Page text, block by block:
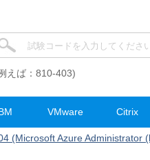
えば：810-403)
VMware Citrix
(Microsoft Azure Administrator